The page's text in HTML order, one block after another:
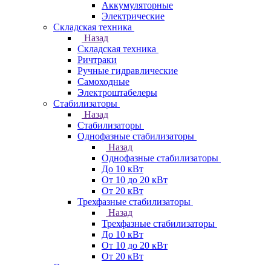
Аккумуляторные
Электрические
Складская техника
Назад
Складская техника
Ричтраки
Ручные гидравлические
Самоходные
Электроштабелеры
Стабилизаторы
Назад
Стабилизаторы
Однофазные стабилизаторы
Назад
Однофазные стабилизаторы
До 10 кВт
От 10 до 20 кВт
От 20 кВт
Трехфазные стабилизаторы
Назад
Трехфазные стабилизаторы
До 10 кВт
От 10 до 20 кВт
От 20 кВт